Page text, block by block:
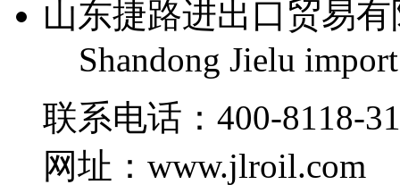
山东捷路进出口贸易
Shandong Jielu
联系电话：400-8118-
网址：www.jlroil.com